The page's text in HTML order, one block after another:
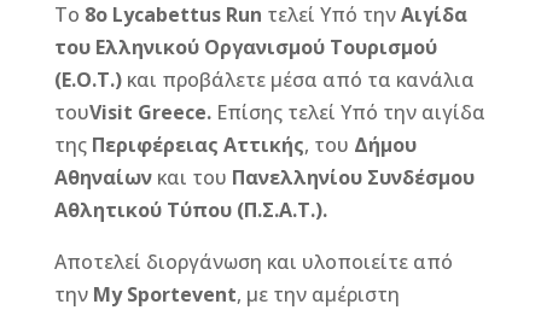
Το 8ο Lycabettus Run τελεί Υπό τηνΑιγίδα
του Ελληνικού Οργανισμού Τουρισμού
(Ε.Ο.Τ.) και προβάλετε μέσα από τα κανάλια
τουVisit Greece. Επίσης τελεί Υπό την αιγίδα
τηςΠεριφέρειας Αττικής, του Δήμου
Αθηναίων και του Πανελληνίου Συνδέσμου
Αθλητικού Τύπου (Π.Σ.Α.Τ.).
Αποτελεί διοργάνωση και υλοποιείτε από
την My Sportevent, με την αμέριστη